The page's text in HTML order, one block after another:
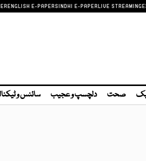
ENGLISH E-PAPERSINDHI E-PAPERLIVE STREAMING
صحت دلچسپ و عجیب سائنس و